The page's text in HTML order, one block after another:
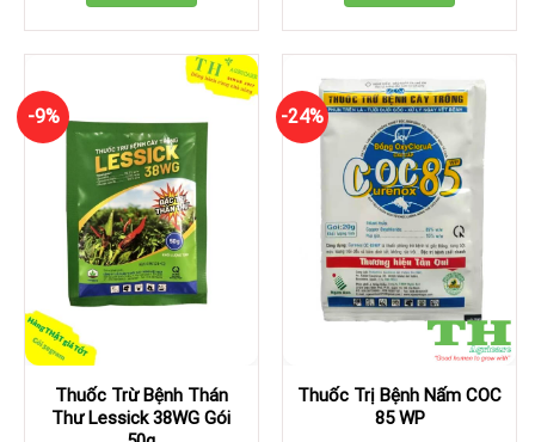
-9%
Thuốc Trừ Bệnh Thán
Thư Lessick 38WG Gói
-24%
Thuốc Trị Bệnh Nấm COC
85 WP